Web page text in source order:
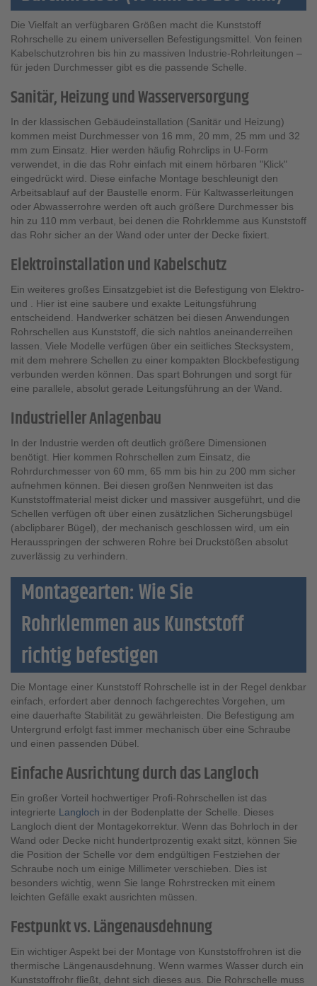
Die Vielfalt an verfügbaren Größen macht die Kunststoff
Rohrschelle zu einem universellen Befestigungsmittel. Von feinen
Kabelschutzrohren bis hin zu massiven Industrie-Rohrleitungen –
für jeden Durchmesser gibt es die passende Schelle.
Sanitär, Heizung und Wasserversorgung
In der klassischen Gebäudeinstallation (Sanitär und Heizung)
kommen meist Durchmesser von 16 mm, 20 mm, 25 mm und 32
mm zum Einsatz. Hier werden häufig Rohrclips in U-Form
verwendet, in die das Rohr einfach mit einem hörbaren "Klick"
eingedrückt wird. Diese einfache Montage beschleunigt den
Arbeitsablauf auf der Baustelle enorm. Für Kaltwasserleitungen
oder Abwasserrohre werden oft auch größere Durchmesser bis
hin zu 110 mm verbaut, bei denen die Rohrklemme aus Kunststoff
das Rohr sicher an der Wand oder unter der Decke fixiert.
Elektroinstallation und Kabelschutz
Ein weiteres großes Einsatzgebiet ist die Befestigung von Elektro-
und . Hier ist eine saubere und exakte Leitungsführung
entscheidend. Handwerker schätzen bei diesen Anwendungen
Rohrschellen aus Kunststoff, die sich nahtlos aneinanderreihen
lassen. Viele Modelle verfügen über ein seitliches Stecksystem,
mit dem mehrere Schellen zu einer kompakten Blockbefestigung
verbunden werden können. Das spart Bohrungen und sorgt für
eine parallele, absolut gerade Leitungsführung an der Wand.
Industrieller Anlagenbau
In der Industrie werden oft deutlich größere Dimensionen
benötigt. Hier kommen Rohrschellen zum Einsatz, die
Rohrdurchmesser von 60 mm, 65 mm bis hin zu 200 mm sicher
aufnehmen können. Bei diesen großen Nennweiten ist das
Kunststoffmaterial meist dicker und massiver ausgeführt, und die
Schellen verfügen oft über einen zusätzlichen Sicherungsbügel
(abclipbarer Bügel), der mechanisch geschlossen wird, um ein
Herausspringen der schweren Rohre bei Druckstößen absolut
zuverlässig zu verhindern.
Montagearten: Wie Sie
Rohrklemmen aus Kunststoff
richtig befestigen
Die Montage einer Kunststoff Rohrschelle ist in der Regel denkbar
einfach, erfordert aber dennoch fachgerechtes Vorgehen, um
eine dauerhafte Stabilität zu gewährleisten. Die Befestigung am
Untergrund erfolgt fast immer mechanisch über eine Schraube
und einen passenden Dübel.
Einfache Ausrichtung durch das Langloch
Ein großer Vorteil hochwertiger Profi-Rohrschellen ist das
integrierte Langloch in der Bodenplatte der Schelle. Dieses
Langloch dient der Montagekorrektur. Wenn das Bohrloch in der
Wand oder Decke nicht hundertprozentig exakt sitzt, können Sie
die Position der Schelle vor dem endgültigen Festziehen der
Schraube noch um einige Millimeter verschieben. Dies ist
besonders wichtig, wenn Sie lange Rohrstrecken mit einem
leichten Gefälle exakt ausrichten müssen.
Festpunkt vs. Längenausdehnung
Ein wichtiger Aspekt bei der Montage von Kunststoffrohren ist die
thermische Längenausdehnung. Wenn warmes Wasser durch ein
Kunststoffrohr fließt, dehnt sich dieses aus. Die Rohrschelle muss